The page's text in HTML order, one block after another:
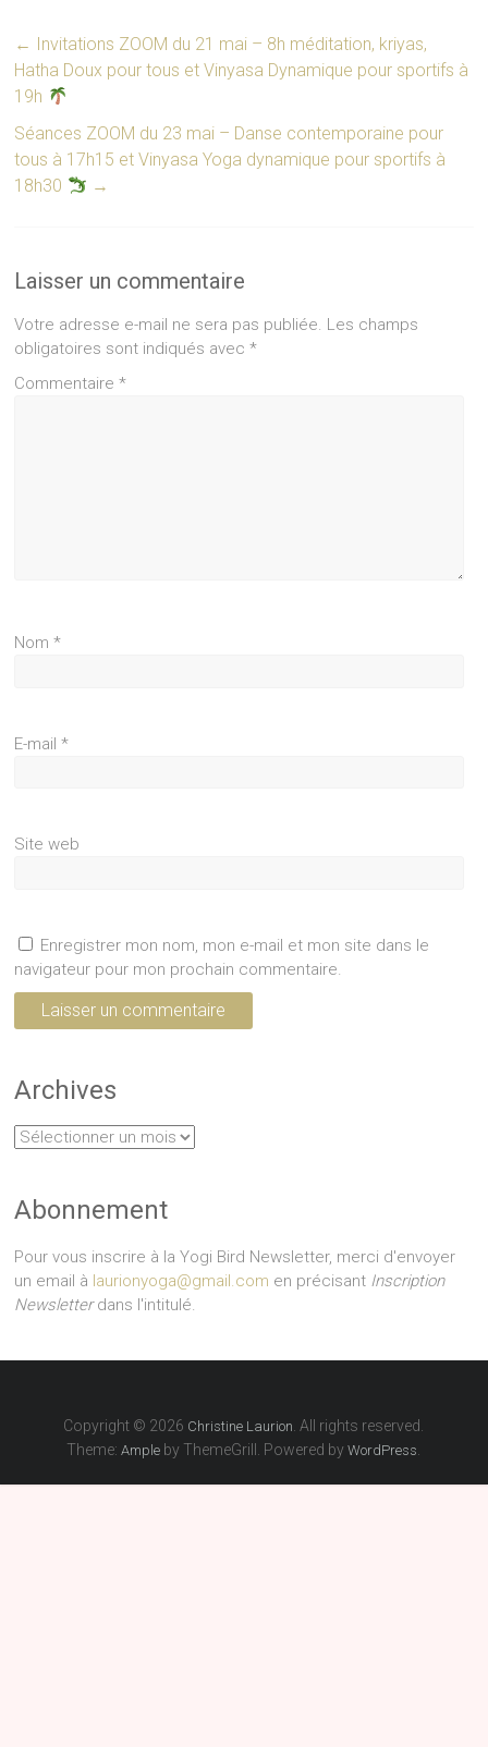
← Invitations ZOOM du 21 mai – 8h méditation, kriyas,
Hatha Doux pour tous et Vinyasa Dynamique pour sportifs à
19h
Séances ZOOM du 23 mai – Danse contemporaine pour
tous à 17h15 et Vinyasa Yoga dynamique pour sportifs à
18h30
→
Laisser un commentaire
Votre adresse e-mail ne sera pas publiée. Les champs
obligatoires sont indiqués avec*
Commentaire*
Nom*
E-mail*
Site web
Enregistrer mon nom, mon e-mail et mon site dans le
navigateur pour mon prochain commentaire.
Archives
Archives
Abonnement
Pour vous inscrire à la Yogi Bird Newsletter, merci d'envoyer
un email à laurionyoga@gmail.com en précisant Inscription
Newsletterdans l'intitulé.
Copyright © 2026 Christine Laurion . All rights reserved.
Theme:Ample by ThemeGrill. Powered byWordPress